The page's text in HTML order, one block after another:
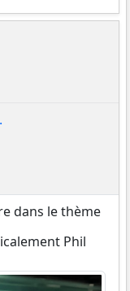
dans le thème
Phil